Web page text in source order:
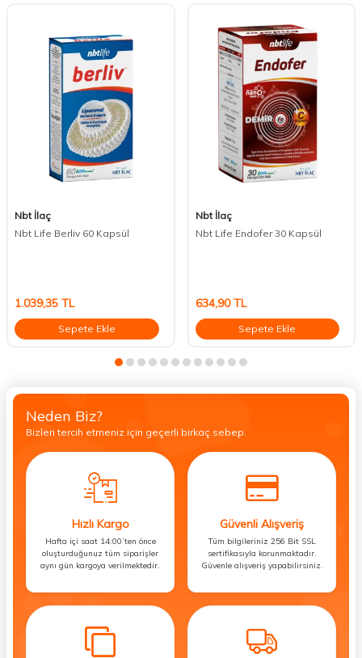
Nbt İlaç
Nbt Life Berliv 60 Kapsül
1.039,35 TL
Sepete Ekle
Nbt İlaç
Nbt Life Endofer 30 Kapsül
634,90TL
Sepete Ekle
Neden Biz?
Bizleri tercih etmeniz için geçerli birkaç sebep.
Hızlı Kargo
Hafta içi saat 14:00’ten önce
oluşturduğunuz tüm siparişler
aynı gün kargoya verilmektedir.
Güvenli Alışveriş
Tüm bilgileriniz 256 Bit SSL
sertifikasıyla korunmaktadır.
Güvenle alışveriş yapabilirsiniz.